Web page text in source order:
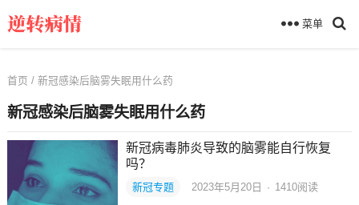
菜单
首页 / 新冠感染后脑雾失眠用什么药
新冠感染后脑雾失眠用什么药
新冠病毒肺炎导致的脑雾能自行恢复
吗？
新冠专题 2023年5月20日 · 1410阅读